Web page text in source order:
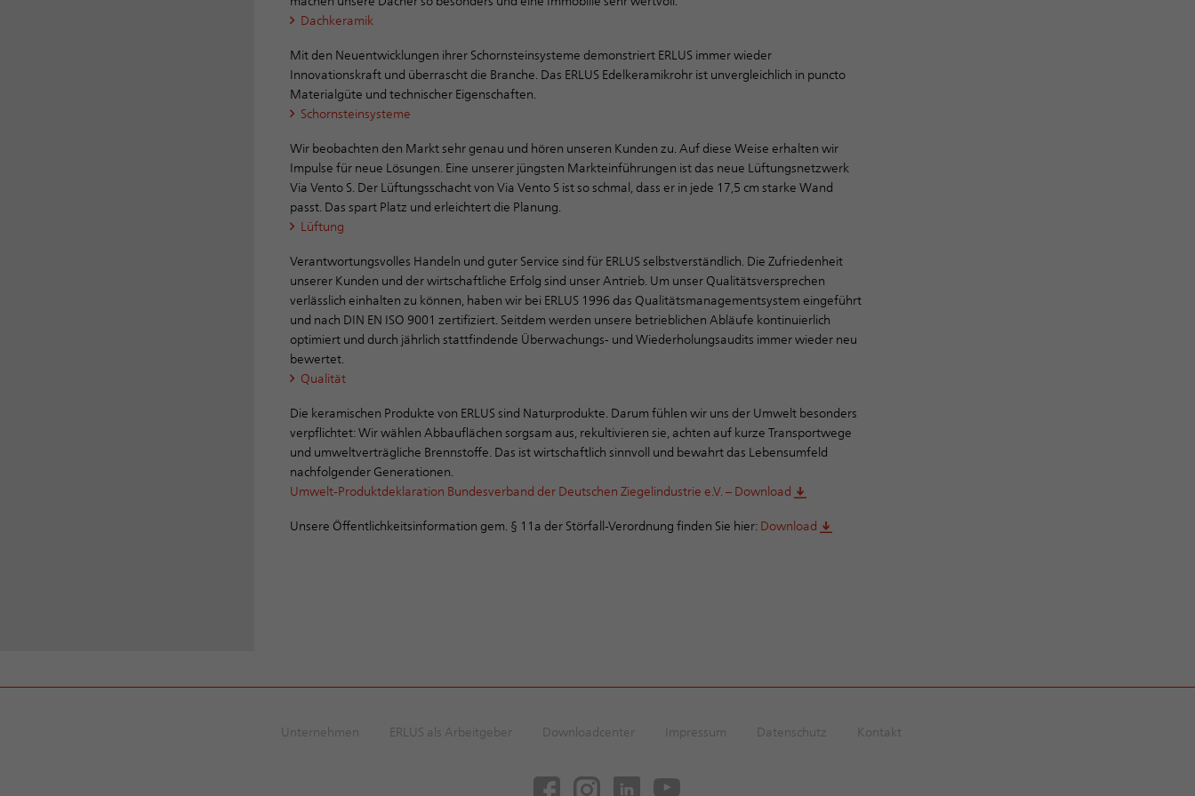
Dachkeramik
Mit den Neuentwicklungen ihrer Schornsteinsysteme demonstriert ERLUS immer wieder
Innovationskraft und überrascht die Branche. Das ERLUS Edelkeramikrohr ist unvergleichlich in puncto
Materialgüte und technischer Eigenschaften.
Schornsteinsysteme
Wir beobachten den Markt sehr genau und hören unseren Kunden zu. Auf diese Weise erhalten wir
Impulse für neue Lösungen. Eine unserer jüngsten Markteinführungen ist das neue Lüftungsnetzwerk
Via Vento S. Der Lüftungsschacht von Via Vento S ist so schmal, dass er in jede 17,5 cm starke Wand
passt. Das spart Platz und erleichtert die Planung.
Lüftung
Verantwortungsvolles Handeln und guter Service sind für ERLUS selbstverständlich. Die Zufriedenheit
unserer Kunden und der wirtschaftliche Erfolg sind unser Antrieb. Um unser Qualitätsversprechen
verlässlich einhalten zu können, haben wir bei ERLUS 1996 das Qualitätsmanagementsystem eingeführt
und nach DIN EN ISO 9001 zertifiziert. Seitdem werden unsere betrieblichen Abläufe kontinuierlich
optimiert und durch jährlich stattfindende Überwachungs- und Wiederholungsaudits immer wieder neu
bewertet.
Qualität
Die keramischen Produkte von ERLUS sind Naturprodukte. Darum fühlen wir uns der Umwelt besonders
verpflichtet: Wir wählen Abbauflächen sorgsam aus, rekultivieren sie, achten auf kurze Transportwege
und umweltverträgliche Brennstoffe. Das ist wirtschaftlich sinnvoll und bewahrt das Lebensumfeld
nachfolgender Generationen.
Umwelt-Produktdeklaration Bundesverband der Deutschen Ziegelindustrie e.V. – Download
Unsere Öffentlichkeitsinformation gem. § 11a der Störfall-Verordnung finden Sie hier: Download
Unternehmen ERLUS als Arbeitgeber Downloadcenter Impressum Datenschutz Kontakt